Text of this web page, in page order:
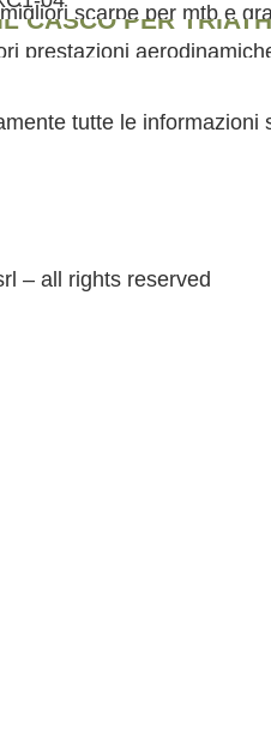
scarpe per mtb e
CASCO PER
prestazioni
tutte le
– all rights reserved